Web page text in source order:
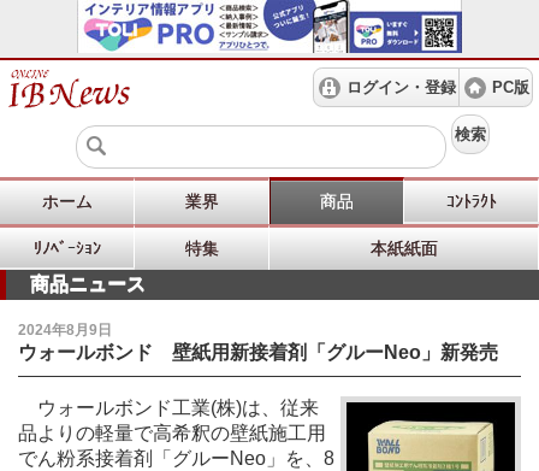
ログイン・登録 PC版
検索
ホーム 業界 商品 ｺﾝﾄﾗｸﾄ
ﾘﾉﾍﾞｰｼｮﾝ 特集 本紙紙面
商品ニュース
2024年8月9日
ウォールボンド 壁紙用新接着剤「グルーNeo」新発売
ウォールボンド工業(株)は、従来
品よりの軽量で高希釈の壁紙施工用
でん粉系接着剤「グルーNeo」を、8